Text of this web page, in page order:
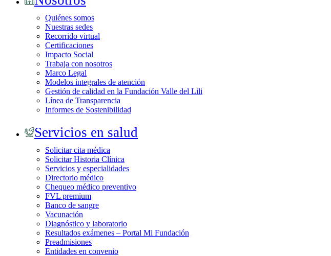
Quiénes somos
Nuestras sedes
Recorrido virtual
Certificaciones
Impacto Social
Trabaja con nosotros
Marco Legal
Modelos integrales de atención
Gestión de calidad en la Fundación Valle del Lili
Línea de Transparencia
Informes de Sostenibilidad
Servicios en salud
Solicitar cita médica
Solicitar Historia Clínica
Servicios y especialidades
Directorio médico
Chequeo médico preventivo
FVL premium
Banco de sangre
Vacunación
Diagnóstico y laboratorio
Resultados exámenes – Portal Mi Fundación
Preadmisiones
Entidades en convenio